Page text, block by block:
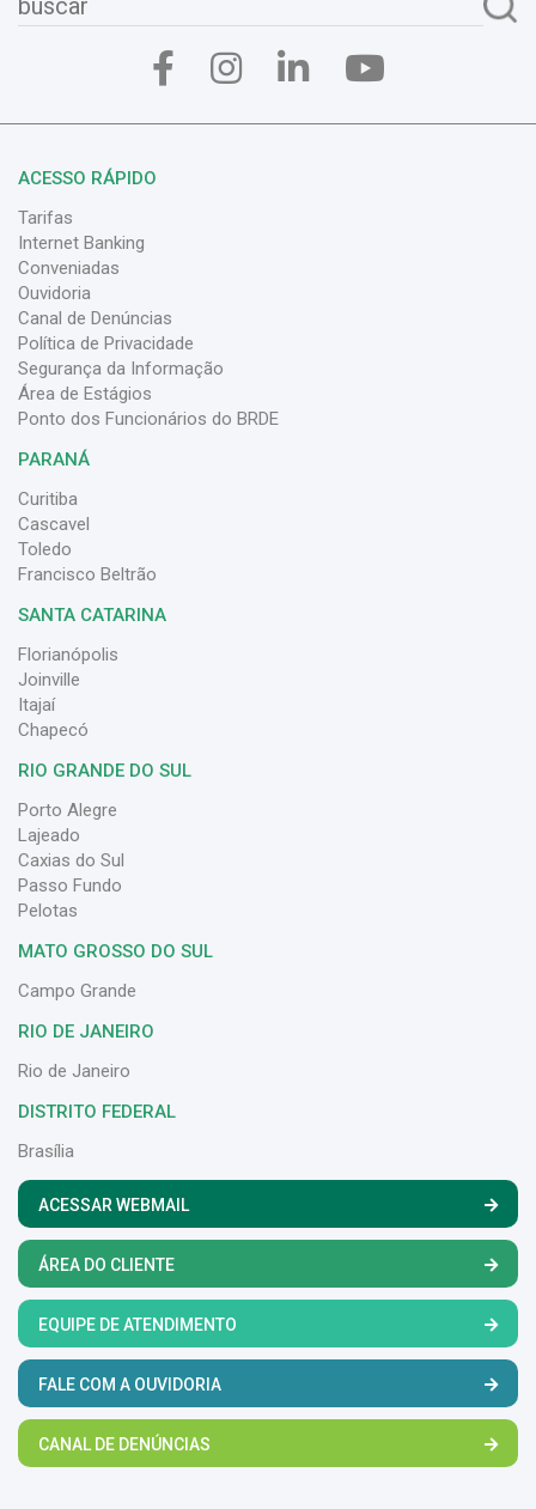
ACESSO RÁPIDO
Tarifas
Internet Banking
Conveniadas
Ouvidoria
Canal de Denúncias
Política de Privacidade
Segurança da Informação
Área de Estágios
Ponto dos Funcionários do BRDE
PARANÁ
Curitiba
Cascavel
Toledo
Francisco Beltrão
SANTA CATARINA
Florianópolis
Joinville
Itajaí
Chapecó
RIO GRANDE DO SUL
Porto Alegre
Lajeado
Caxias do Sul
Passo Fundo
Pelotas
MATO GROSSO DO SUL
Campo Grande
RIO DE JANEIRO
Rio de Janeiro
DISTRITO FEDERAL
Brasília
ACESSAR WEBMAIL
ÁREA DO CLIENTE
EQUIPE DE ATENDIMENTO
FALE COM A OUVIDORIA
CANAL DE DENÚNCIAS